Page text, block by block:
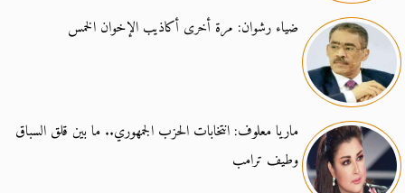
ضياء رشوان: مرة أخرى أكاذيب الإخوان الخمس
ماريا معلوف: انتخابات الحزب الجمهوري.. ما بين قلق السباق
وطيف ترامب